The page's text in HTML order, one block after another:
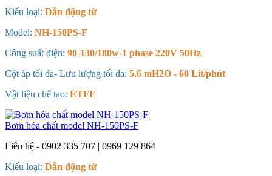
Kiểu loại: Dẫn động từ
Model: NH-150PS-F
Công suất điện: 90-130/180w-1 phase 220V 50Hz
Cột áp tối đa- Lưu lượng tối đa: 5.6 mH2O - 60 Lít/phút
Vật liệu chế tạo: ETFE
Bơm hóa chất model NH-150PS-F
Liên hệ - 0902 335 707 | 0969 129 864
Kiểu loại: Dẫn động từ